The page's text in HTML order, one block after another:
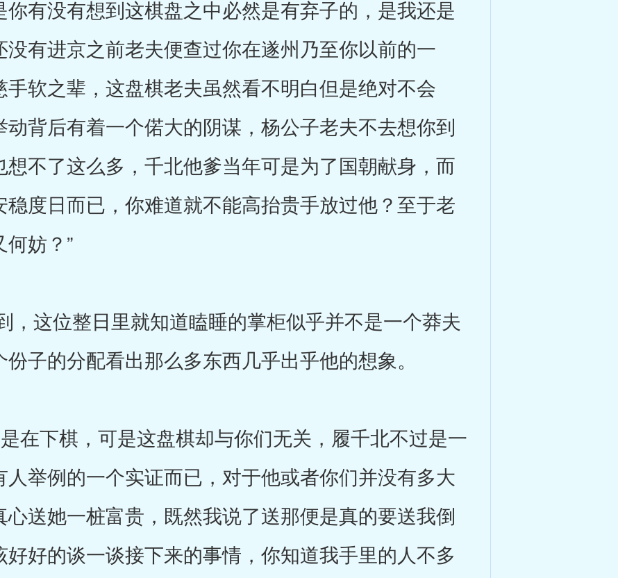
有没有想到这棋盘之中必然是有弃子的，是我还是
有进京之前老夫便查过你在遂州乃至你以前的一
软之辈，这盘棋老夫虽然看不明白但是绝对不会
背后有着一个偌大的阴谋，杨公子老夫不去想你到
不了这么多，千北他爹当年可是为了国朝献身，而
度日而已，你难道就不能高抬贵手放过他？至于老
妨？”
这位整日里就知道瞌睡的掌柜似乎并不是一个莽夫
子的分配看出那么多东西几乎出乎他的想象。
下棋，可是这盘棋却与你们无关，履千北不过是一
举例的一个实证而已，对于他或者你们并没有多大
送她一桩富贵，既然我说了送那便是真的要送我倒
好的谈一谈接下来的事情，你知道我手里的人不多